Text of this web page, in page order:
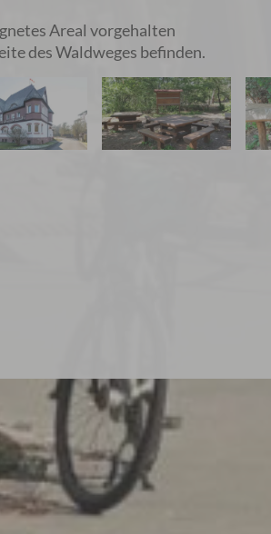
Areal vorgehalten
des Waldweges befinden.